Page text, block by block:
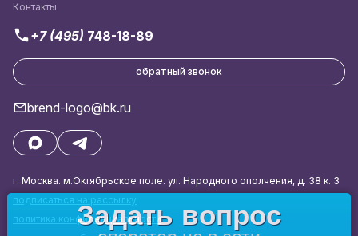
Контакты
+7 (495) 748-18-89
обратный звонок
brend-logo@bk.ru
г. Москва. м.Октябрьское поле. ул. Народного ополчения, д. 38 к. 3
подписаться на рассылку
политика конфиденциальности
Задать вопрос